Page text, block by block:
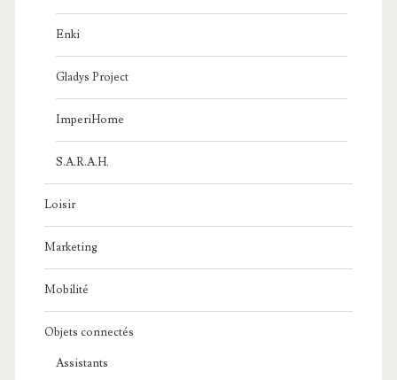
Enki
Gladys Project
ImperiHome
S.A.R.A.H.
Loisir
Marketing
Mobilité
Objets connectés
Assistants